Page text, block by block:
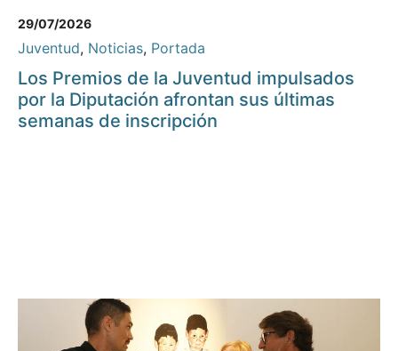
29/07/2026
Juventud, Noticias, Portada
Los Premios de la Juventud impulsados
por la Diputación afrontan sus últimas
semanas de inscripción